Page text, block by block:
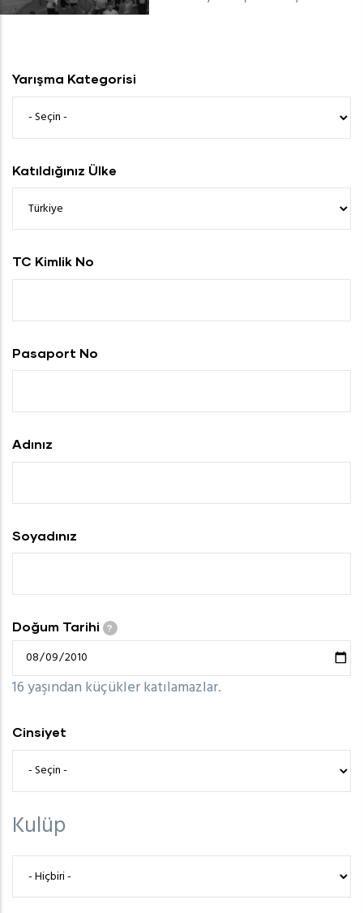
Yarışma Kategorisi
Katıldığınız Ülke
TC Kimlik No
Pasaport No
Adınız
Soyadınız
Doğum Tarihi ?
16 yaşından küçükler katılamazlar.
Cinsiyet
Kulüp